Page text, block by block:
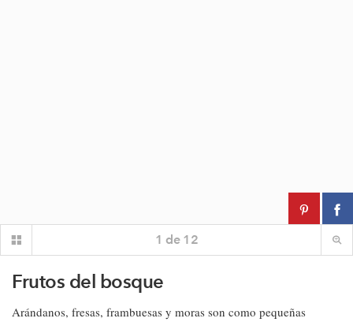
1 de 12
Frutos del bosque
Arándanos, fresas, frambuesas y moras son como pequeñas